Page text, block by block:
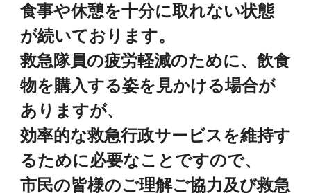
食事や休憩を十分に取れない状態
が続いております。
救急隊員の疲労軽減のために、飲食
物を購入する姿を見かける場合が
ありますが、
効率的な救急行政サービスを維持す
るために必要なことですので、
市民の皆様のご理解ご協力及び救急